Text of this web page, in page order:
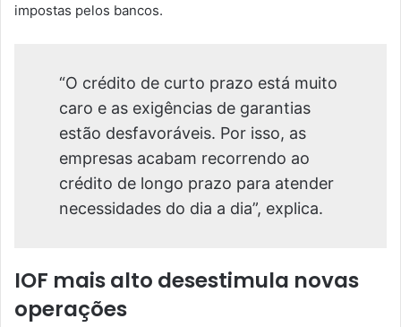
impostas pelos bancos.
“O crédito de curto prazo está muito
caro e as exigências de garantias
estão desfavoráveis. Por isso, as
empresas acabam recorrendo ao
crédito de longo prazo para atender
necessidades do dia a dia”, explica.
IOF mais alto desestimula novas
operações